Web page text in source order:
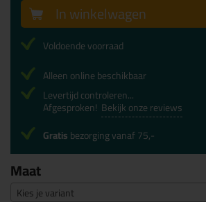
Maat
Kies je variant
In winkelwagen
Voldoende voorraad
Alleen online beschikbaar
Levertijd controleren...
Afgesproken! Bekijk onze reviews
Gratisbezorging vanaf 75,-